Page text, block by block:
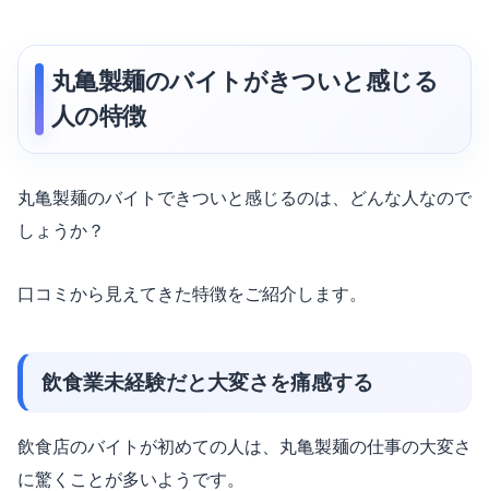
丸亀製麺のバイトがきついと感じる
人の特徴
丸亀製麺のバイトできついと感じるのは、どんな人なので
しょうか？
口コミから見えてきた特徴をご紹介します。
飲食業未経験だと大変さを痛感する
飲食店のバイトが初めての人は、丸亀製麺の仕事の大変さ
に驚くことが多いようです。